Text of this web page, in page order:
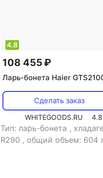
4.8
108 455 ₽
Ларь-бонета Haier
Сделать заказ
WHITEGOODS.RU 4.8
Тип: ларь-бонета ,
R290 , общий объем: 604